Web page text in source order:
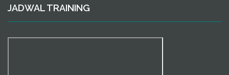
JADWAL TRAINING